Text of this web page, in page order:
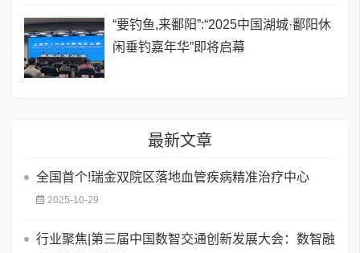
“要钓鱼,来鄱阳”:“2025中国湖城·鄱阳休
闲垂钓嘉年华”即将启幕
最新文章
全国首个!瑞金双院区落地血管疾病精准治疗中心
2025-10-29
行业聚焦|第三届中国数智交通创新发展大会：数智融